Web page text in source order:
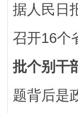
据人民日
召开16个
批个别干
题背后是